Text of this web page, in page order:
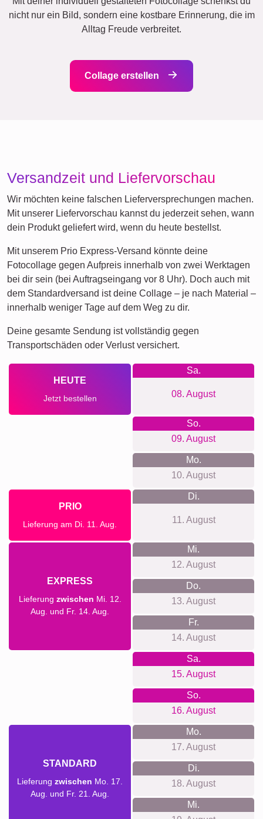
nachhaltig und klimaneutral in einem familiengeführten
Unternehmen in Deutschland hergestellt werden.
Für jeden Anlass was dabei...
Eine Fotocollage eignet sich hervorragend als Geschenk zu
Alltag Freude verbreitet.
Collage erstellen
Wir möchten keine falschen Lieferversprechungen machen.
dein Produkt geliefert wird, wenn du heute bestellst.
Mit unserem Prio Express-Versand könnte deine
bei dir sein (bei Auftragseingang vor 8 Uhr). Doch auch mit
dem Standardversand ist deine Collage – je nach Material –
Deine gesamte Sendung ist vollständig gegen
Transportschäden oder Verlust versichert.
HEUTE
Jetzt bestellen
So.
09. August
Mo.
10. August
PRIO
Di.
11. August
EXPRESS
Mi.
12. August
Do.
13. August
Fr.
14. August
Sa.